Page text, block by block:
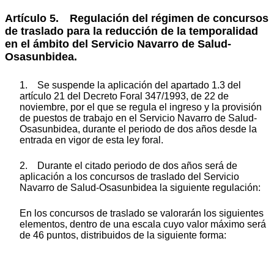
Artículo 5. Regulación del régimen de concursos
de traslado para la reducción de la temporalidad
en el ámbito del Servicio Navarro de Salud-
Osasunbidea.
1. Se suspende la aplicación del apartado 1.3 del
artículo 21 del Decreto Foral 347/1993, de 22 de
noviembre, por el que se regula el ingreso y la provisión
de puestos de trabajo en el Servicio Navarro de Salud-
Osasunbidea, durante el periodo de dos años desde la
entrada en vigor de esta ley foral.
2. Durante el citado periodo de dos años será de
aplicación a los concursos de traslado del Servicio
Navarro de Salud-Osasunbidea la siguiente regulación:
En los concursos de traslado se valorarán los siguientes
elementos, dentro de una escala cuyo valor máximo será
de 46 puntos, distribuidos de la siguiente forma: